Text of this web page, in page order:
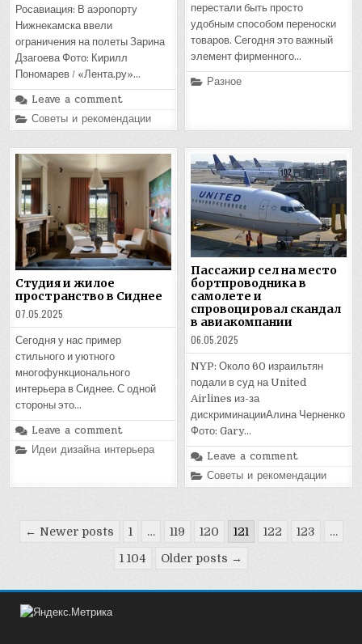
Росавиация: В аэропорту
Нижнекамска ввели
ограничения на полеты Зарина
Дзагоева Фото: Кирилл
Пономарев / «Лента.ру»…
Leave a comment
Posted
in
Советы и рекомендации
перестали быть просто
удобным способом переноски
товаров. Сегодня это важный
элемент фирменного…
Posted
Разное
Студия и жилое
пространство в Сиднее
07.05.2025
Сегодня у нас пример
стильного и уютного
многофункционального
интерьера в Сиднее. С одной
стороны это…
Leave a comment
Posted
in
Идеи дизайна интерьера
Пассажир сел на место
бортпроводника в
самолете и
спровоцировал скандал
в авиакомпании
06.05.2025
NYP: Около 60 израильтян
подали в суд на United
Airlines из-за
дискриминацииАлина Черненко
Фото: Gary…
Leave a comment
Posted
in
Советы и рекомендации
Пагинация
← Newer posts 1 … 119 120 121 122 123 …
1 104 Older posts →